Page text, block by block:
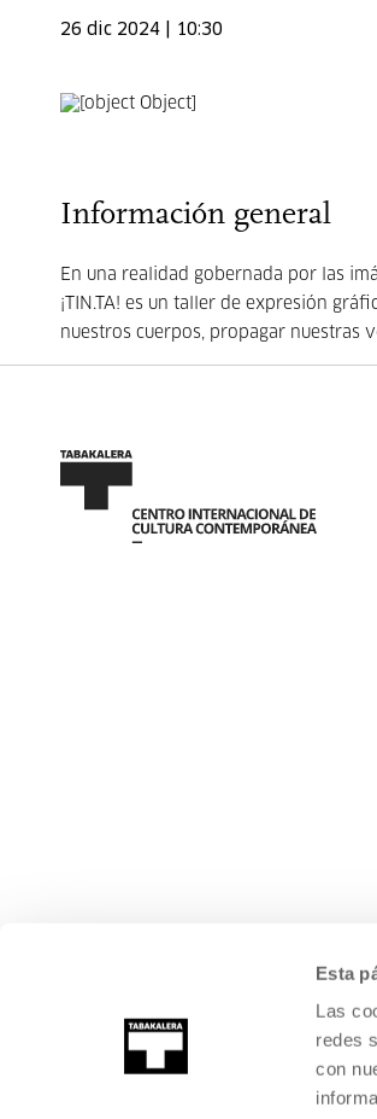
Esta
Las
redes
con
26 dic 2024 | 10:30
Información general
En una realidad gobernada por las
¡TIN.TA! es un taller de expresión
nuestros cuerpos, propagar nuestras